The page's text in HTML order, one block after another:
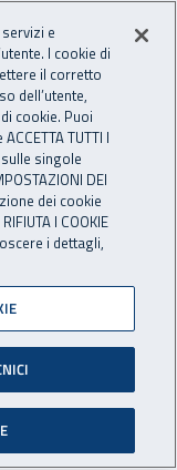
Apri cerca
degli
del
restano
e della
e
I cookie di
il corretto
dell’utente,
cookie. Puoi
TUTTI I
singole
DEI
dei cookie
I COOKIE
i dettagli,